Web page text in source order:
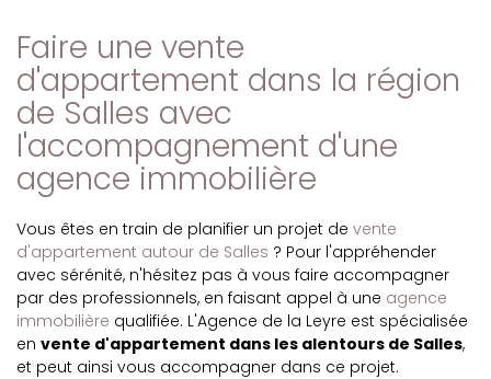
Faire une vente
d'appartement dans la région
de Salles avec
l'accompagnement d'une
agence immobilière
Vous êtes en train de planifier un projet de vente
d'appartement autour de Salles ? Pour l'appréhender
avec sérénité, n'hésitez pas à vous faire accompagner
par des professionnels, en faisant appel à une agence
immobilière qualifiée. L'Agence de la Leyre est spécialisée
en vente d'appartement dans les alentours de Salles,
et peut ainsi vous accompagner dans ce projet.